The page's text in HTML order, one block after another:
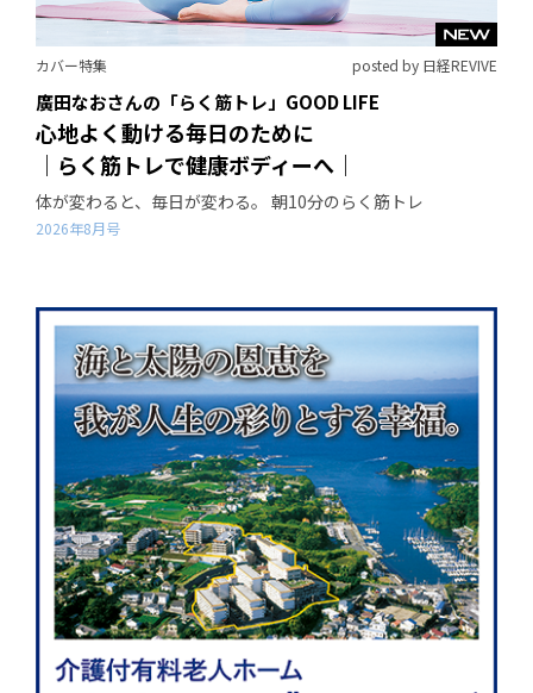
カバー特集 posted by 日経REVIVE
廣田なおさんの「らく筋トレ」GOOD LIFE
心地よく動ける毎日のために
｜らく筋トレで健康ボディーへ｜
体が変わると、毎日が変わる。 朝10分のらく筋トレ
2026年8月号